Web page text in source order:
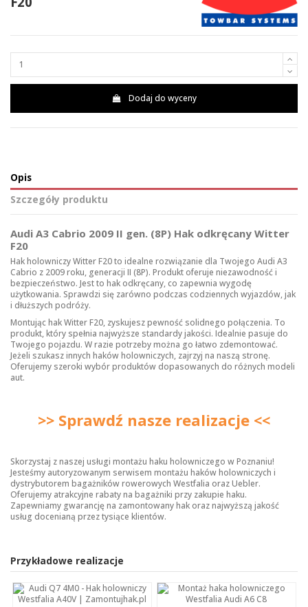
Dodaj do wyceny
Opis
Szczegóły produktu
Audi A3 Cabrio 2009 II gen. (8P) Hak odkręcany Witter
F20
Hak holowniczy Witter F20 to idealne rozwiązanie dla Twojego Audi A3
Cabrio z 2009 roku, generacji II (8P). Produkt oferuje niezawodność i
bezpieczeństwo. Jest to hak odkręcany, co zapewnia wygodę
użytkowania. Sprawdzi się zarówno podczas codziennych wyjazdów, jak
i dłuższych podróży.
Montując hak Witter F20, zyskujesz pewność solidnego połączenia. To
produkt, który spełnia najwyższe standardy jakości. Idealnie pasuje do
Twojego pojazdu. W razie potrzeby można go łatwo zdemontować.
Jeżeli szukasz innych haków holowniczych, zajrzyj na naszą stronę.
Oferujemy szeroki wybór produktów dopasowanych do różnych modeli
aut.
>> Sprawdź nasze realizacje <<
Skorzystaj z naszej usługi montażu haku holowniczego w Poznaniu!
Jesteśmy autoryzowanym serwisem montażu haków holowniczych i
dystrybutorem bagażników rowerowych Westfalia oraz Uebler.
Oferujemy atrakcyjne rabaty na bagażniki przy zakupie haku.
Zapewniamy gwarancję na zamontowany hak oraz najwyższą jakość
usług docenianą przez tysiące klientów.
Przykładowe realizacje